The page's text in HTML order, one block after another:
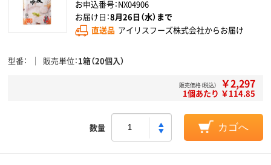
お申込番号：NX04906
お届け日：8月26日（水）まで
直送品 アイリスフーズ株式会社からお届け
型番 販売単位 1箱（20個入）
販売価格（税込） ￥2,297
1個あたり ￥114.85
数量 カゴへ